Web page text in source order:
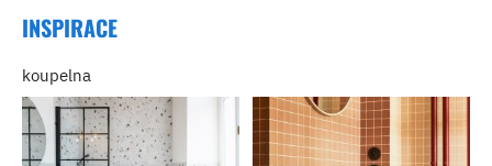
INSPIRACE
koupelna